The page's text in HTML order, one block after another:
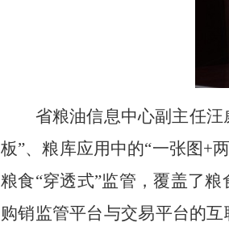
省粮油信息中心副主任
板”、粮库应用中的“一张图+
粮食“穿透式”监管，覆盖了
购销监管平台与交易平台的